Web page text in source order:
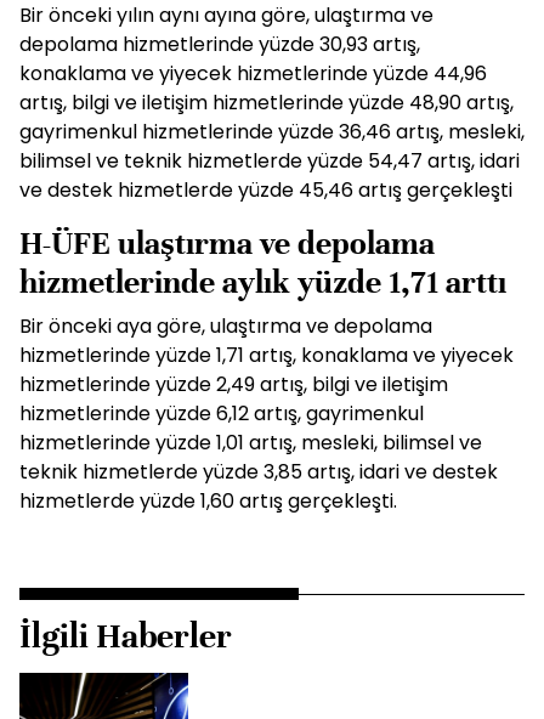
Bir önceki yılın aynı ayına göre, ulaştırma ve
depolama hizmetlerinde yüzde 30,93 artış,
konaklama ve yiyecek hizmetlerinde yüzde 44,96
artış, bilgi ve iletişim hizmetlerinde yüzde 48,90 artış,
gayrimenkul hizmetlerinde yüzde 36,46 artış, mesleki,
bilimsel ve teknik hizmetlerde yüzde 54,47 artış, idari
ve destek hizmetlerde yüzde 45,46 artış gerçekleşti
H-ÜFE ulaştırma ve depolama
hizmetlerinde aylık yüzde 1,71 arttı
Bir önceki aya göre, ulaştırma ve depolama
hizmetlerinde yüzde 1,71 artış, konaklama ve yiyecek
hizmetlerinde yüzde 2,49 artış, bilgi ve iletişim
hizmetlerinde yüzde 6,12 artış, gayrimenkul
hizmetlerinde yüzde 1,01 artış, mesleki, bilimsel ve
teknik hizmetlerde yüzde 3,85 artış, idari ve destek
hizmetlerde yüzde 1,60 artış gerçekleşti.
İlgili Haberler